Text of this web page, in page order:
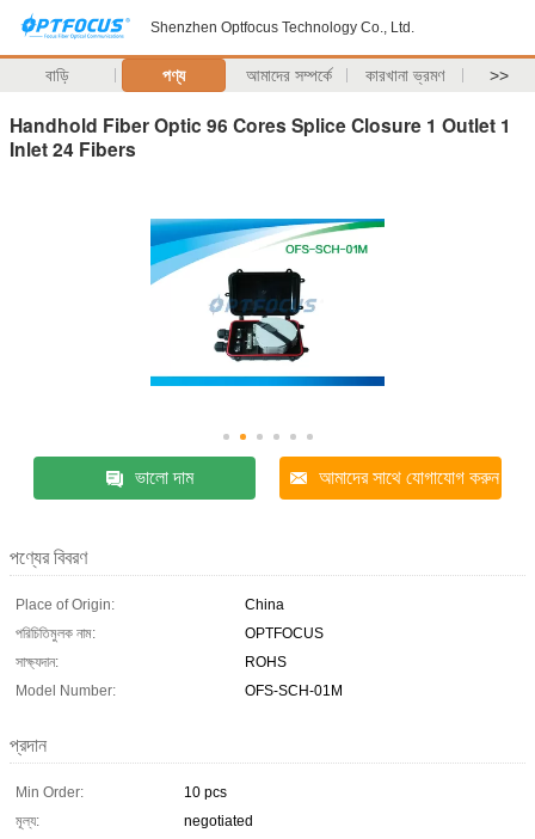
Shenzhen Optfocus Technology Co., Ltd.
বাড়ি পণ্য আমাদের সম্পর্কে কারখানা ভ্রমণ >>
Handhold Fiber Optic 96 Cores Splice Closure 1 Outlet 1
Inlet 24 Fibers
ভালো দাম আমাদের সাথে যোগাযোগ করুন
পণ্যের বিবরণ
Place of Origin:
China
পরিচিতিমুলক নাম:
OPTFOCUS
সাক্ষ্যদান:
ROHS
Model Number:
OFS-SCH-01M
প্রদান
Min Order:
10 pcs
মূল্য:
negotiated